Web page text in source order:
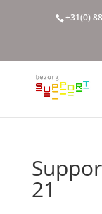
+31(0)
21